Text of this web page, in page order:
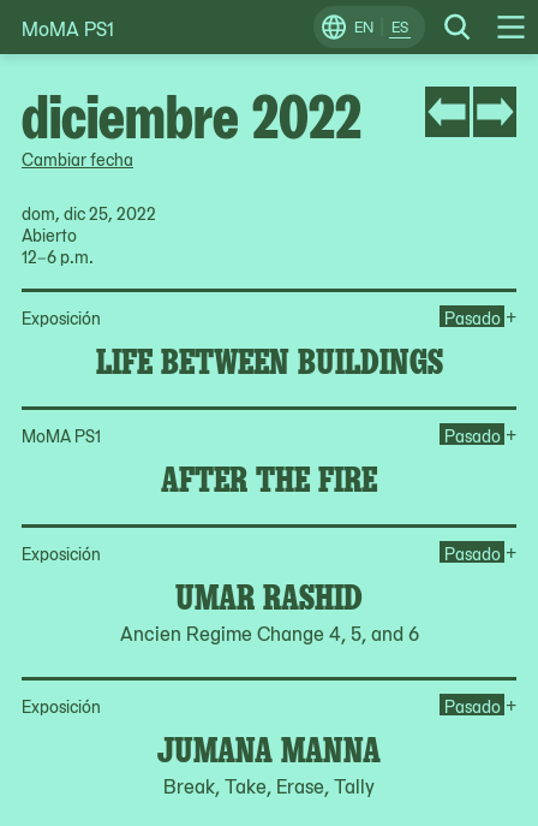
Skip
to
EN ES Search
Change
Locale
MoMA PS1
Cambiar fecha
dom, dic 25, 2022
Abierto
12–6 p.m.
Exposición
LIFE BETWEEN BUILDINGS
Pasado +
MoMA PS1
AFTER THE FIRE
Pasado +
Exposición
UMAR RASHID
Ancien Regime Change 4, 5, and 6
Pasado +
Exposición
JUMANA MANNA
Break, Take, Erase, Tally
Pasado +
diciembre 2022